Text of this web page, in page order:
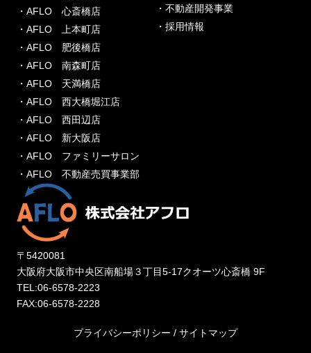
・AFLO 心斎橋店
・AFLO 上本町店
・AFLO 肥後橋店
・AFLO 南森町店
・AFLO 天満橋店
・AFLO 西大橋堀江店
・AFLO 西田辺店
・AFLO 新大阪店
・AFLO ファミリーサロン
・AFLO 不動産売買事業部
・不動産開発事業
・採用情報
〒5420081
大阪府大阪市中央区南船場３丁目5-17クオーツ心斎橋 9F
TEL:06-6578-2223
FAX:06-6578-2228
プライバシーポリシー / サイトマップ